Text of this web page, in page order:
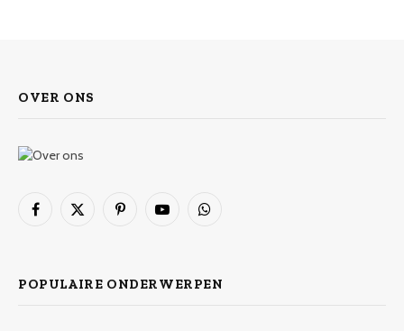
OVER ONS
Facebook
X
PinterestYouTubeWhatsApp
POPULAIRE ONDERWERPEN